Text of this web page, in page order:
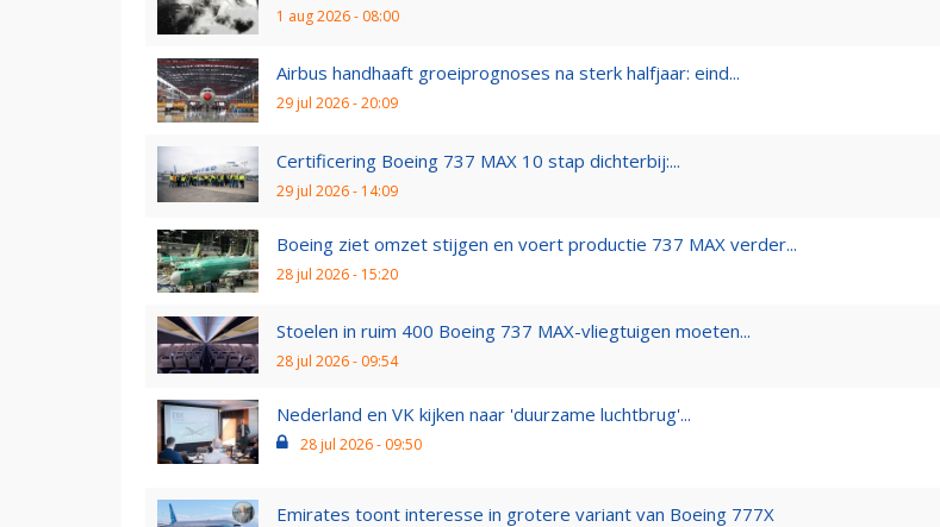
1 aug 2026 - 08:00
Airbus handhaaft groeiprognoses na sterk halfjaar: eind...
29 jul 2026 - 20:09
Certificering Boeing 737 MAX 10 stap dichterbij:...
29 jul 2026 - 14:09
Boeing ziet omzet stijgen en voert productie 737 MAX verder...
28 jul 2026 - 15:20
Stoelen in ruim 400 Boeing 737 MAX-vliegtuigen moeten...
28 jul 2026 - 09:54
Nederland en VK kijken naar 'duurzame luchtbrug'...
28 jul 2026 - 09:50
Emirates toont interesse in grotere variant van Boeing 777X